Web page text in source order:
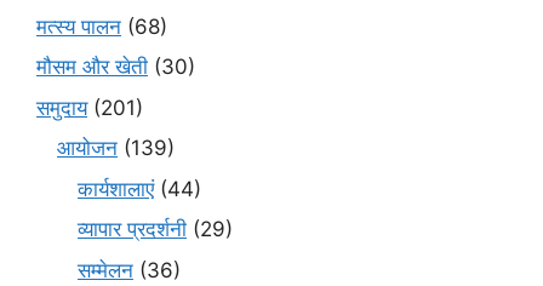
मत्स्य पालन (68)
मौसम और खेती (30)
समुदाय(201)
आयोजन (139)
कार्यशालाएं(44)
व्यापार प्रदर्शनी (29)
सम्मेलन (36)